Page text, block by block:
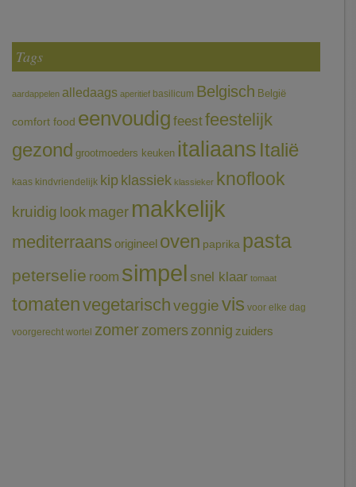
Tags
aardappelen alledaags aperitief basilicum Belgisch België
comfort food eenvoudig feestfeestelijk
gezond grootmoeders keuken italiaans Italië
kaas kindvriendelijk kip klassiek klassieker knoflook
kruidig look mager makkelijk
mediterraans origineel oven paprika pasta
peterselie room simpel snel klaar tomaat
tomatenvegetarischveggievis voor elke dag
voorgerecht wortel zomerzomerszonnig zuiders